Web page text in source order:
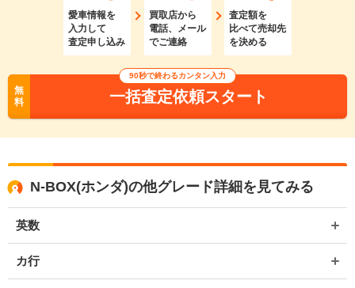
愛車情報を
入力して
査定申し込み
買取店から
電話、メール
でご連絡
査定額を
比べて売却先
を決める
無
料
90秒で終わるカンタン入力
一括査定依頼スタート
N-BOX(ホンダ)の他グレード詳細を見てみる
英数
カ行